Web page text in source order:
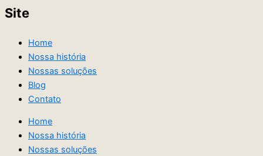
Site
Home
Nossa história
Nossas soluções
Blog
Contato
Home
Nossa história
Nossas soluções